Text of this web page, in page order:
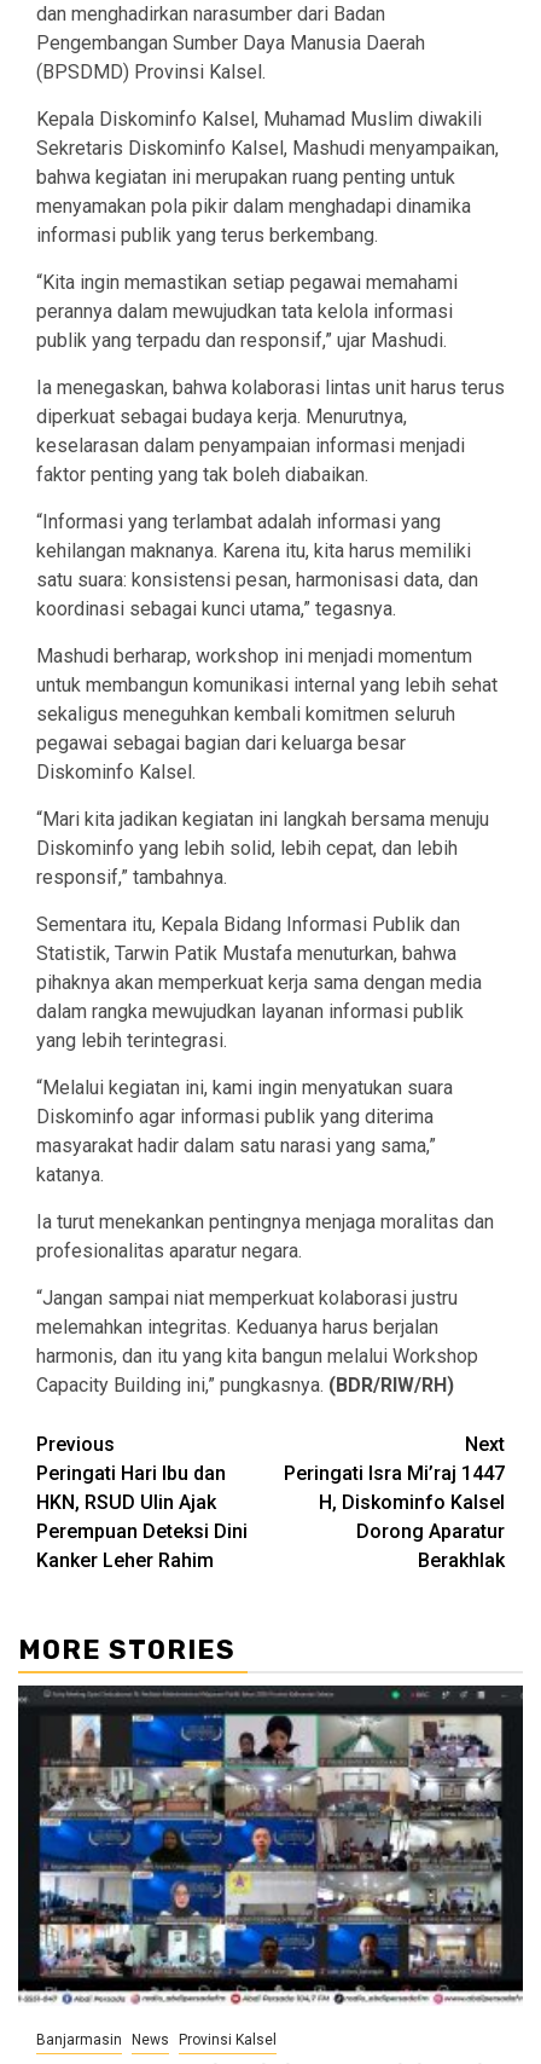
dan menghadirkan narasumber dari Badan
Pengembangan Sumber Daya Manusia Daerah
(BPSDMD) Provinsi Kalsel.
Kepala Diskominfo Kalsel, Muhamad Muslim diwakili
Sekretaris Diskominfo Kalsel, Mashudi menyampaikan,
bahwa kegiatan ini merupakan ruang penting untuk
menyamakan pola pikir dalam menghadapi dinamika
informasi publik yang terus berkembang.
“Kita ingin memastikan setiap pegawai memahami
perannya dalam mewujudkan tata kelola informasi
publik yang terpadu dan responsif,” ujar Mashudi.
Ia menegaskan, bahwa kolaborasi lintas unit harus terus
diperkuat sebagai budaya kerja. Menurutnya,
keselarasan dalam penyampaian informasi menjadi
faktor penting yang tak boleh diabaikan.
“Informasi yang terlambat adalah informasi yang
kehilangan maknanya. Karena itu, kita harus memiliki
satu suara: konsistensi pesan, harmonisasi data, dan
koordinasi sebagai kunci utama,” tegasnya.
Mashudi berharap, workshop ini menjadi momentum
untuk membangun komunikasi internal yang lebih sehat
sekaligus meneguhkan kembali komitmen seluruh
pegawai sebagai bagian dari keluarga besar
Diskominfo Kalsel.
“Mari kita jadikan kegiatan ini langkah bersama menuju
Diskominfo yang lebih solid, lebih cepat, dan lebih
responsif,” tambahnya.
Sementara itu, Kepala Bidang Informasi Publik dan
Statistik, Tarwin Patik Mustafa menuturkan, bahwa
pihaknya akan memperkuat kerja sama dengan media
dalam rangka mewujudkan layanan informasi publik
yang lebih terintegrasi.
“Melalui kegiatan ini, kami ingin menyatukan suara
Diskominfo agar informasi publik yang diterima
masyarakat hadir dalam satu narasi yang sama,”
katanya.
Ia turut menekankan pentingnya menjaga moralitas dan
profesionalitas aparatur negara.
“Jangan sampai niat memperkuat kolaborasi justru
melemahkan integritas. Keduanya harus berjalan
harmonis, dan itu yang kita bangun melalui Workshop
Capacity Building ini,” pungkasnya. (BDR/RIW/RH)
Continue
Reading
Previous
Peringati Hari Ibu dan
HKN, RSUD Ulin Ajak
Perempuan Deteksi Dini
Kanker Leher Rahim
Next
Peringati Isra Mi’raj 1447
H, Diskominfo Kalsel
Dorong Aparatur
Berakhlak
MORE STORIES
Banjarmasin News Provinsi Kalsel